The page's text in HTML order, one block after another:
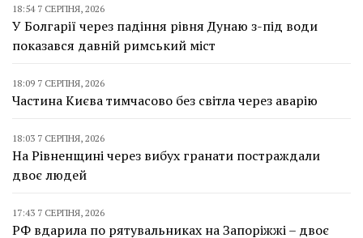
18:54 7 СЕРПНЯ, 2026
У Болгарії через падіння рівня Дунаю з-під води
показався давній римський міст
18:09 7 СЕРПНЯ, 2026
Частина Києва тимчасово без світла через аварію
18:03 7 СЕРПНЯ, 2026
На Рівненщині через вибух гранати постраждали
двоє людей
17:43 7 СЕРПНЯ, 2026
РФ вдарила по рятувальниках на Запоріжжі – двоє